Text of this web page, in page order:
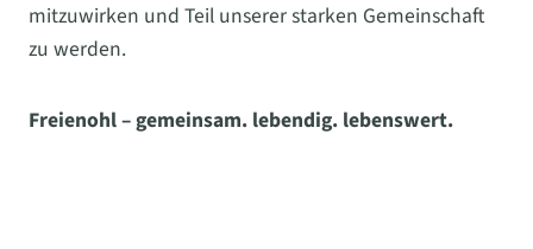
mitzuwirken und Teil unserer starken Gemeinschaft
zu werden.
Freienohl – gemeinsam. lebendig. lebenswert.